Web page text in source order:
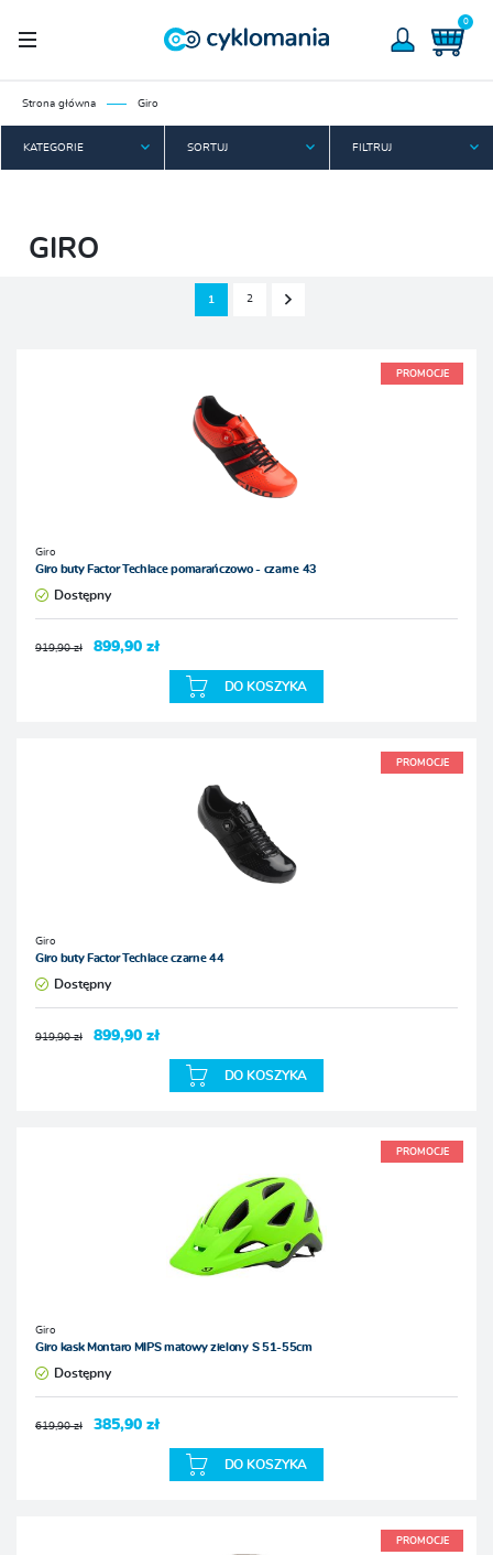
0
Strona główna Giro
KATEGORIE SORTUJ FILTRUJ
GIRO
1 2
PROMOCJE
Giro
Giro buty Factor Techlace pomarańczowo - czarne 43
Dostępny
919,90 zł 899,90 zł
DO KOSZYKA
PROMOCJE
Giro
Giro buty Factor Techlace czarne 44
Dostępny
919,90 zł 899,90 zł
DO KOSZYKA
PROMOCJE
Giro
Giro kask Montaro MIPS matowy zielony S 51-55cm
Dostępny
619,90 zł 385,90 zł
DO KOSZYKA
PROMOCJE